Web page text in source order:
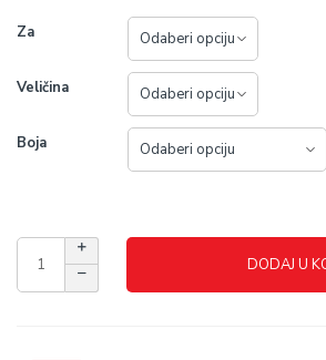
Za
Veličina
Boja
DODAJ U